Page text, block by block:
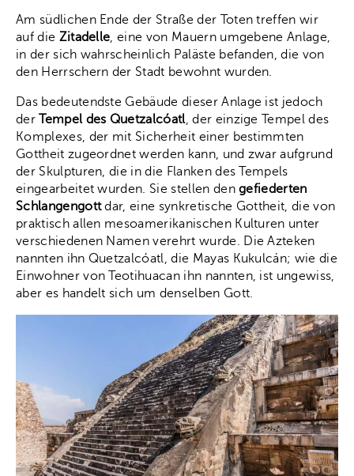
Am südlichen Ende der Straße der Toten treffen wir
auf die Zitadelle, eine von Mauern umgebene Anlage,
in der sich wahrscheinlich Paläste befanden, die von
den Herrschern der Stadt bewohnt wurden.
Das bedeutendste Gebäude dieser Anlage ist jedoch
derTempel des Quetzalcóatl, der einzige Tempel des
Komplexes, der mit Sicherheit einer bestimmten
Gottheit zugeordnet werden kann, und zwar aufgrund
der Skulpturen, die in die Flanken des Tempels
eingearbeitet wurden. Sie stellen dengefiederten
Schlangengottdar, eine synkretische Gottheit, die von
praktisch allen mesoamerikanischen Kulturen unter
verschiedenen Namen verehrt wurde. Die Azteken
nannten ihn Quetzalcóatl, die Mayas Kukulcán; wie die
Einwohner von Teotihuacan ihn nannten, ist ungewiss,
aber es handelt sich um denselben Gott.